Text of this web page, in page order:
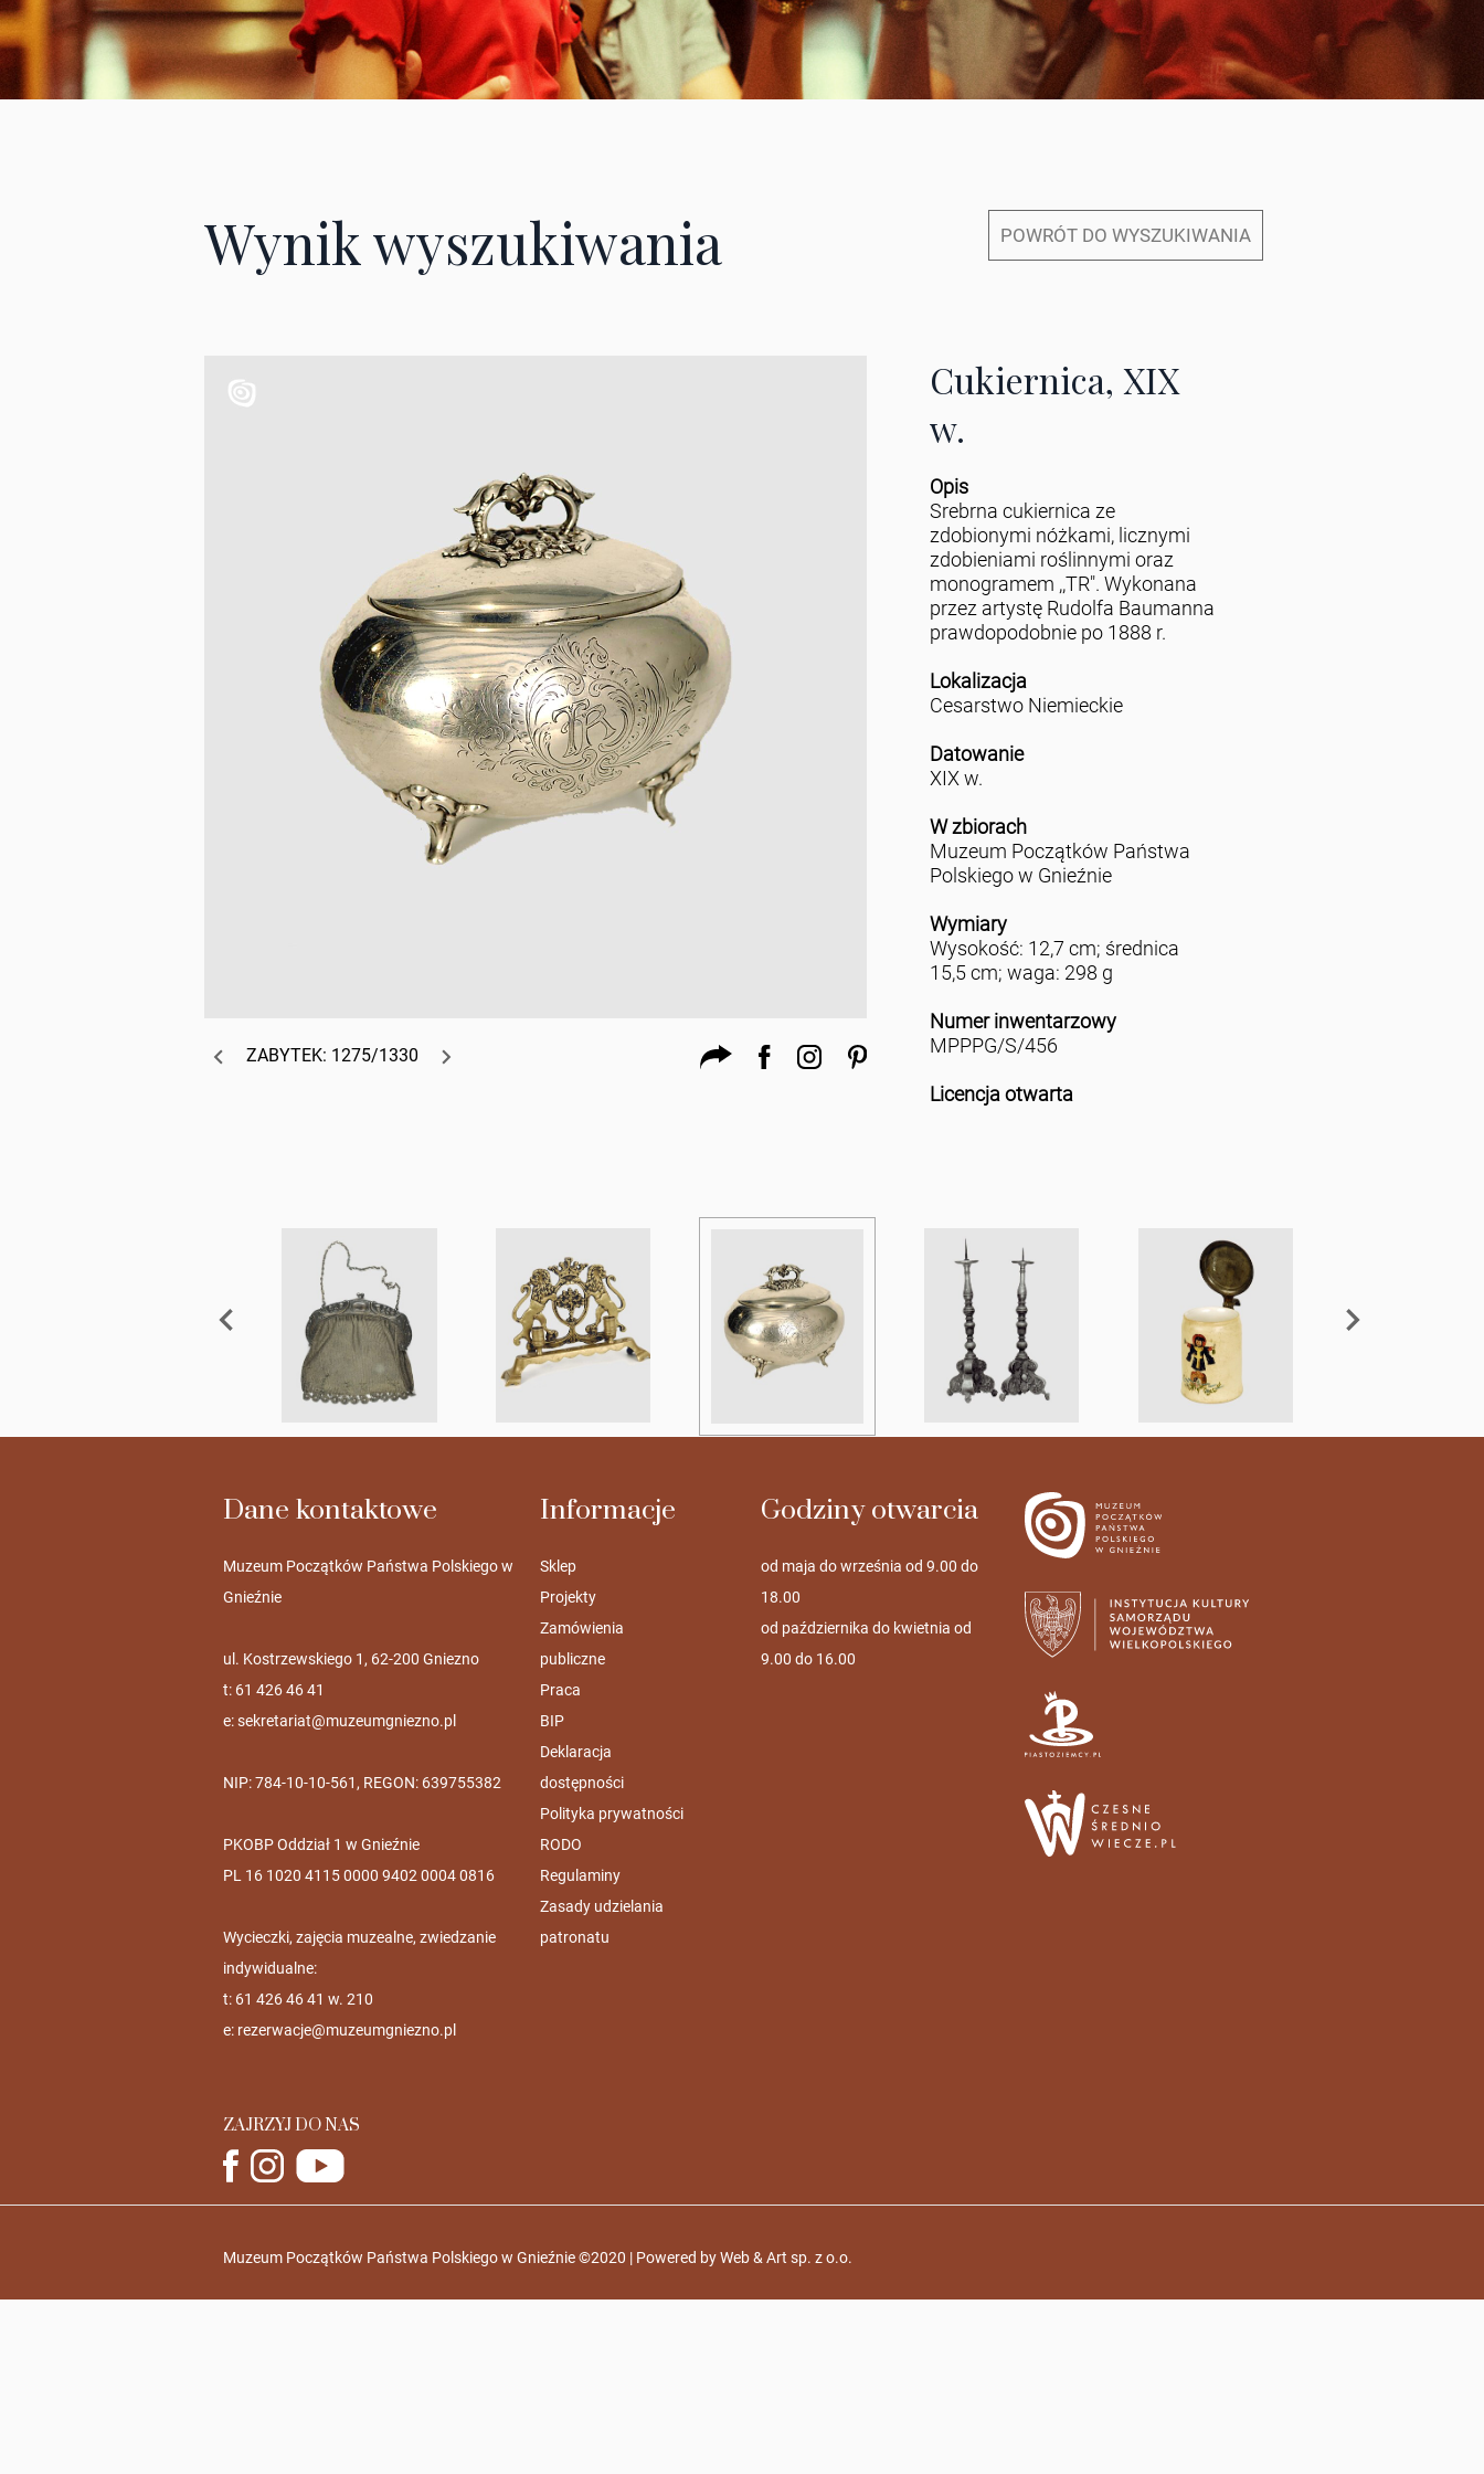
Wynik wyszukiwania POWRÓT DO WYSZUKIWANIA
ZABYTEK: 1275/1330
Cukiernica, XIX
w.
Opis
Srebrna cukiernica ze
zdobionymi nóżkami, licznymi
zdobieniami roślinnymi oraz
monogramem ,,TR". Wykonana
przez artystę Rudolfa Baumanna
prawdopodobnie po 1888 r.
Lokalizacja
Cesarstwo Niemieckie
Datowanie
XIX w.
W zbiorach
Muzeum Początków Państwa
Polskiego w Gnieźnie
Wymiary
Wysokość: 12,7 cm; średnica
15,5 cm; waga: 298 g
Numer inwentarzowy
MPPPG/S/456
Licencja otwarta
Dane kontaktowe
Muzeum Początków Państwa Polskiego w
Gnieźnie
ul. Kostrzewskiego 1, 62-200 Gniezno
t: 61 426 46 41
e:sekretariat@muzeumgniezno.pl
NIP: 784-10-10-561, REGON: 639755382
PKOBP Oddział 1 w Gnieźnie
PL 16 1020 4115 0000 9402 0004 0816
Wycieczki, zajęcia muzealne, zwiedzanie
indywidualne:
t: 61 426 46 41 w. 210
e: rezerwacje@muzeumgniezno.pl
ZAJRZYJ DO NAS
Informacje
Sklep
Projekty
Zamówienia
publiczne
Praca
BIP
Deklaracja
dostępności
Polityka prywatności
RODO
Regulaminy
Zasady udzielania
patronatu
Godziny otwarcia
od maja do września od 9.00 do
18.00
od października do kwietnia od
9.00 do 16.00
Muzeum Początków Państwa Polskiego w Gnieźnie ©2020 | Powered byWeb & Art sp. z o.o.